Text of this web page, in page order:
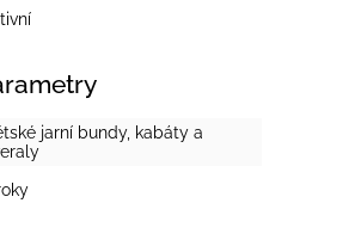
jarní bundy, kabáty a